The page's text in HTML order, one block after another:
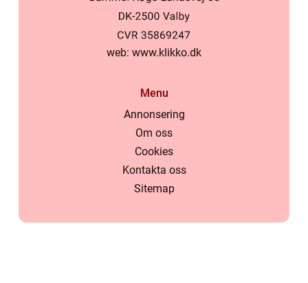
web: www.klikko.dk
Menu
Annonsering
Om oss
Cookies
Kontakta oss
Sitemap